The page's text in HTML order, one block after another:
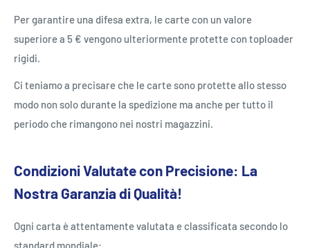
Per garantire una difesa extra, le carte con un valore
superiore a 5 € vengono ulteriormente protette con toploader
rigidi.
Ci teniamo a precisare che le carte sono protette allo stesso
modo non solo durante la spedizione ma anche per tutto il
periodo che rimangono nei nostri magazzini.
Condizioni Valutate con Precisione: La
Nostra Garanzia di Qualità!
Ogni carta è attentamente valutata e classificata secondo lo
standard mondiale: